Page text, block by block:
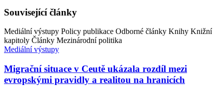
Související články
Mediální výstupy Policy publikace Odborné články Knihy Knižní
kapitoly Články Mezinárodní politika
Mediální výstupy
Migrační situace v Ceutě ukázala rozdíl mezi
evropskými pravidly a realitou na hranicích